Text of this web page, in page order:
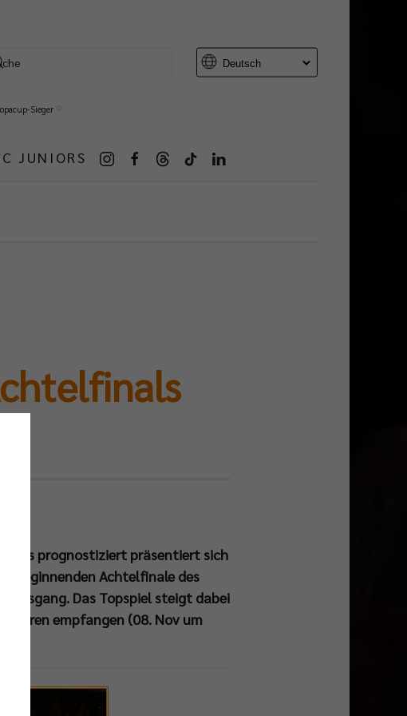
Sieger
JUNIORS
prognostiziert präsentiert sich
beginnenden Achtelfinale des
Ausgang. Das Topspiel steigt dabei
Düren empfangen (08. Nov um